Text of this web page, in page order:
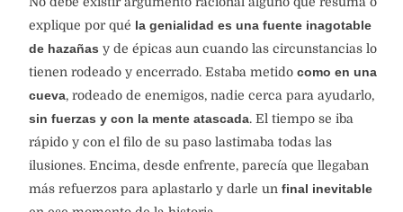
explique por qué la genialidad es una fuente inagotable
de hazañas y de épicas aun cuando las circunstancias lo
tienen rodeado y encerrado. Estaba metido como en una
cueva, rodeado de enemigos, nadie cerca para ayudarlo,
sin fuerzas y con la mente atascada. El tiempo se iba
rápido y con el filo de su paso lastimaba todas las
ilusiones. Encima, desde enfrente, parecía que llegaban
más refuerzos para aplastarlo y darle un final inevitable